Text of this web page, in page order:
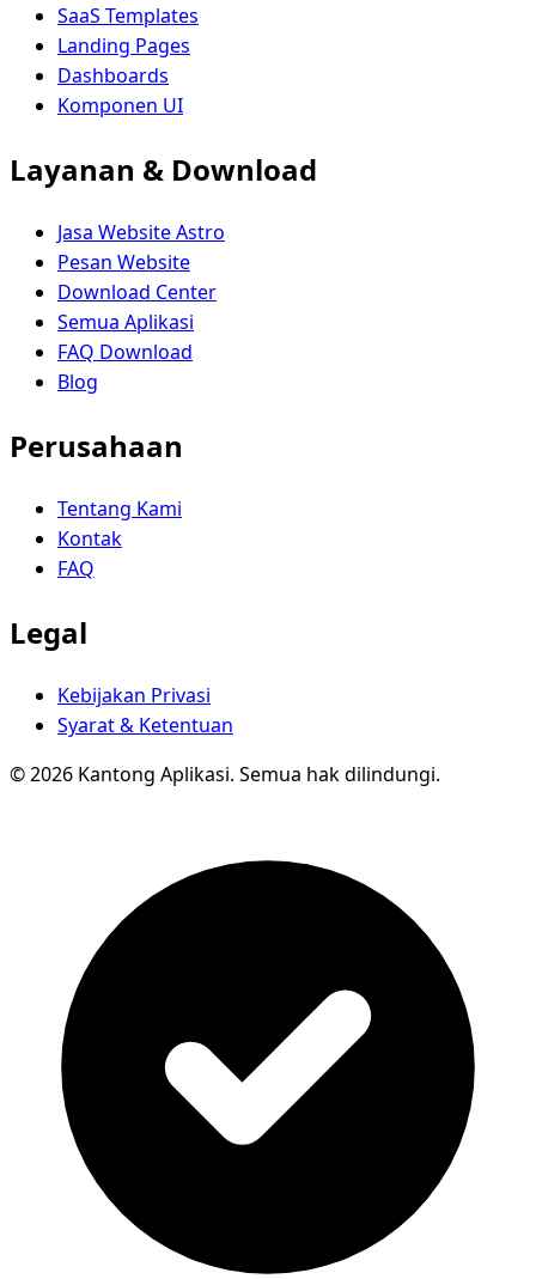
SaaS Templates
Landing Pages
Dashboards
Komponen UI
Layanan & Download
Jasa Website Astro
Pesan Website
Download Center
Semua Aplikasi
FAQ Download
Blog
Perusahaan
Tentang Kami
Kontak
FAQ
Legal
Kebijakan Privasi
Syarat & Ketentuan
© 2026 Kantong Aplikasi. Semua hak dilindungi.